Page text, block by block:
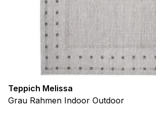
Teppich Melissa
Grau Rahmen Indoor Outdoor